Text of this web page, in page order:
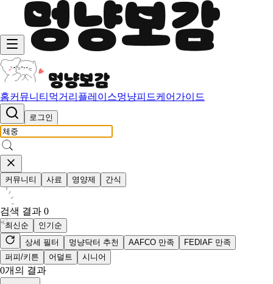
홈커뮤니티 먹거리 플레이스멍냥피드케어가이드
로그인
커뮤니티 사료 영양제 간식
검색 결과 0
최신순
인기순
상세 필터
멍냥닥터 추천 AAFCO 만족
FEDIAF 만족
퍼피/키튼
어덜트 시니어
0개의 결과